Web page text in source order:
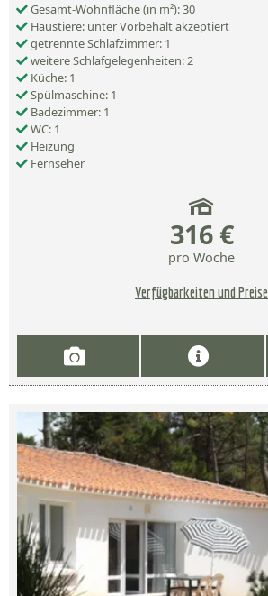
Gesamt-Wohnfläche (in m²): 30
Haustiere: unter Vorbehalt akzeptiert
getrennte Schlafzimmer: 1
weitere Schlafgelegenheiten: 2
Küche: 1
Spülmaschine: 1
Badezimmer: 1
WC: 1
Heizung
Fernseher
316 €
pro Woche
Verfügbarkeiten und Preise